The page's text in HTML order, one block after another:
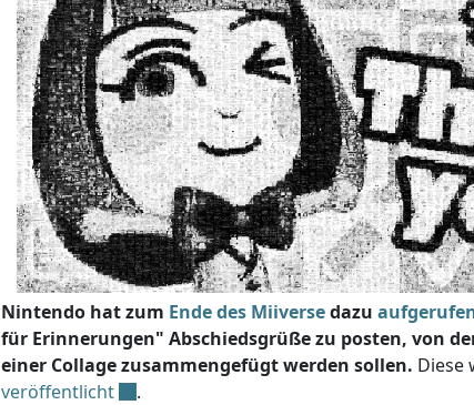
Nintendo hat zum Ende des Miiversedazu
für Erinnerungen" Abschiedsgrüße zu posten, von
einer Collage zusammengefügt werden sollen. Diese
veröffentlicht
.